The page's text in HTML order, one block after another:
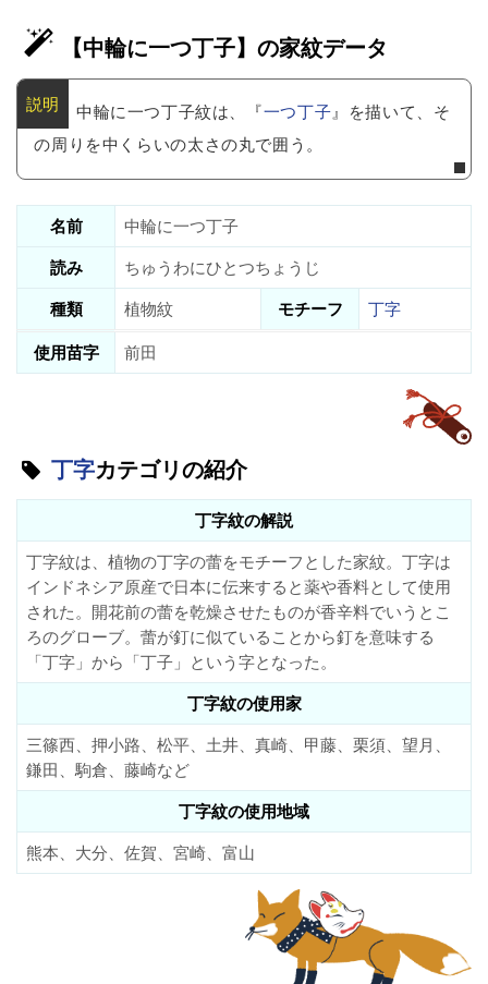
【中輪に一つ丁子】の家紋データ
中輪に一つ丁子紋は、『一つ丁子』を描いて、そ
の周りを中くらいの太さの丸で囲う。
名前
中輪に一つ丁子
読み
ちゅうわにひとつちょうじ
種類
植物紋 モチーフ
丁字
使用苗字
前田
丁字カテゴリの紹介
丁字紋の解説
丁字紋は、植物の丁字の蕾をモチーフとした家紋。丁字は
インドネシア原産で日本に伝来すると薬や香料として使用
された。開花前の蕾を乾燥させたものが香辛料でいうとこ
ろのグローブ。蕾が釘に似ていることから釘を意味する
「丁字」から「丁子」という字となった。
丁字紋の使用家
三篠西、押小路、松平、土井、真崎、甲藤、栗須、望月、
鎌田、駒倉、藤崎など
丁字紋の使用地域
熊本、大分、佐賀、宮崎、富山